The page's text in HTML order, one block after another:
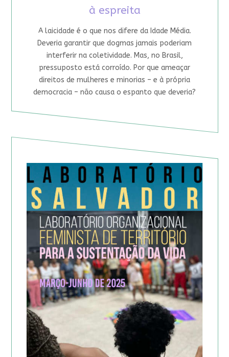
à espreita
A laicidade é o que nos difere da Idade Média.
Deveria garantir que dogmas jamais poderiam
interferir na coletividade. Mas, no Brasil,
pressuposto está corroído. Por que ameaçar
direitos de mulheres e minorias – e à própria
democracia – não causa o espanto que deveria?